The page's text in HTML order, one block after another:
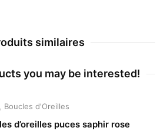
similaires
you may be interested!
, Boucles d'Oreilles
d’oreilles puces saphir rose